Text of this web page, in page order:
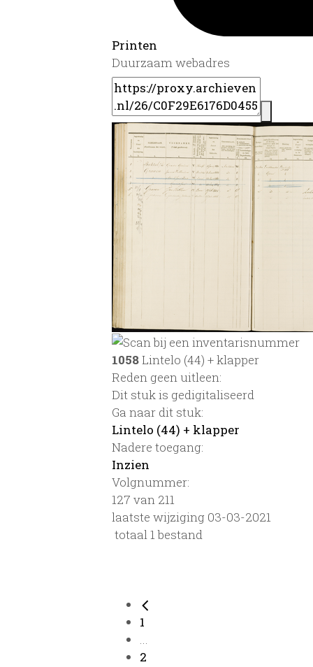
Printen
Duurzaam webadres
1058Lintelo (44) + klapper
Reden geen uitleen:
Dit stuk is gedigitaliseerd
Ga naar dit stuk:
Lintelo (44) + klapper
Nadere toegang:
Inzien
Volgnummer:
127 van 211
laatste wijziging 03-03-2021
totaal 1 bestand
1
...
2